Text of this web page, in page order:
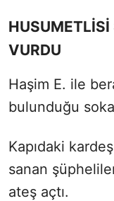
HUSUMETLİSİ
VURDU
Haşim E. ile
bulunduğu
Kapıdaki
sanan
ateş açtı.